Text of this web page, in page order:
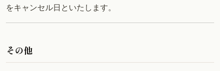
をキャンセル日といたします。
その他